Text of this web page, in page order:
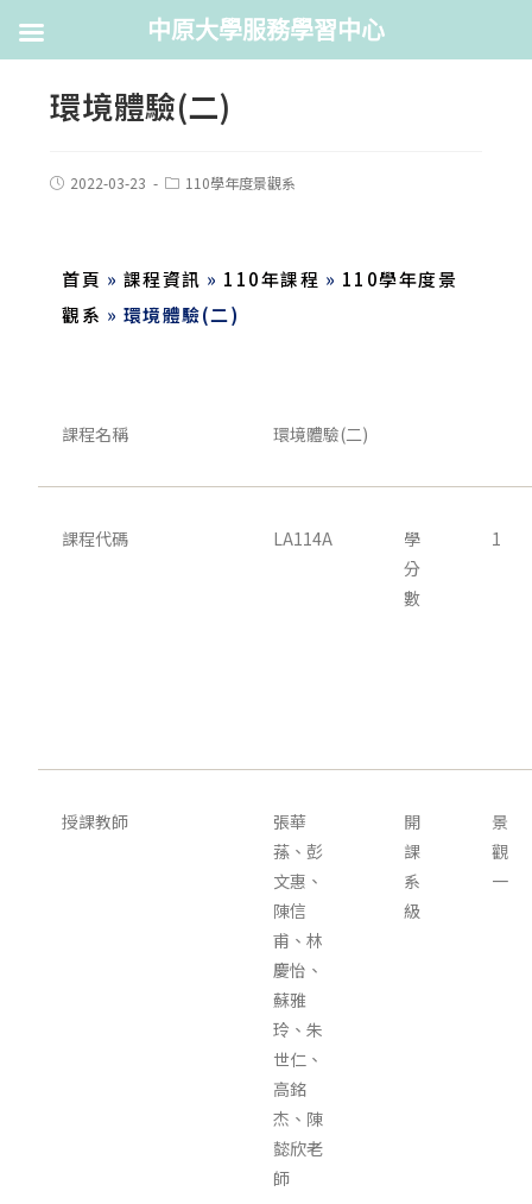
環境體驗(二)
2022-03-23 110學年度景觀系
首頁 » 課程資訊 » 110年課程 » 110學年度景
觀系 » 環境體驗(二)
課程名稱 環境體驗(二)
課程代碼 LA114A
學
分
數
1
授課教師
張華
蓀、彭
文惠、
陳信
甫、林
慶怡、
蘇雅
玲、朱
世仁、
高銘
杰、陳
懿欣老
師
開
課
系
級
景
觀
一
中原大學服務學習中心